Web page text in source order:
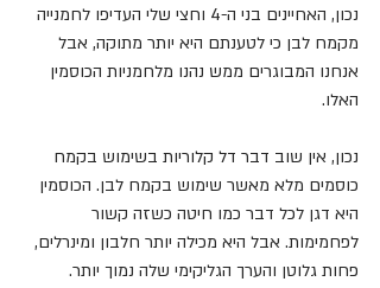
נכון, האחיינים בני ה-4 וחצי שלי העדיפו לחמנייה
מקמח לבן כי לטענתם היא יותר מתוקה, אבל
אנחנו המבוגרים ממש נהנו מלחמניות הכוסמין
האלו.
נכון, אין שוב דבר דל קלוריות בשימוש בקמח
כוסמים מלא מאשר שימוש בקמח לבן. הכוסמין
היא דגן לכל דבר כמו חיטה כשזה קשור
לפחמימות. אבל היא מכילה יותר חלבון ומינרלים,
פחות גלוטן והערך הגליקימי שלה נמוך יותר.